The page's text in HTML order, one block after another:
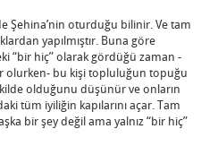
oturduğu bilinir. Ve tam
yapılmıştır. Buna göre
“bir hiç” olarak gördüğü zaman -
olurken- bu kişi topluluğun topuğu
olduğunu düşünür ve onların
tüm iyiliğin kapılarını açar. Tam
bir şey değil ama yalnız “bir hiç”